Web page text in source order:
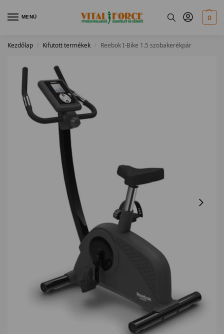
MENÜ 0
Kezdőlap / Kifutott termékek / Reebok I-Bike 1.5 szobakerékpár